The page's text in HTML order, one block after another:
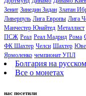
Зенит Зинедин Зидан Златан
Ливерпуль Лига Европы Лига
Манчестер Юнайтед Металлист
ПСЖ Реал Реал Мадрид Рома
ФК Шахтер Челси Шахтер
Ярмоленко чемпионат УПЛ
Болгария на русском
Все о монетах
нас посетили